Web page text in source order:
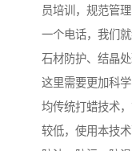
员培训，规范管
一个电话，我们
石材防护、结晶
这里需要更加科
均传统打蜡技术
较低，使用本技